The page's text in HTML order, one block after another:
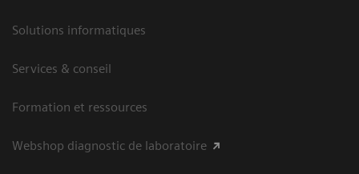
Solutions informatiques
Services & conseil
Formation et ressources
Webshop diagnostic de laboratoire